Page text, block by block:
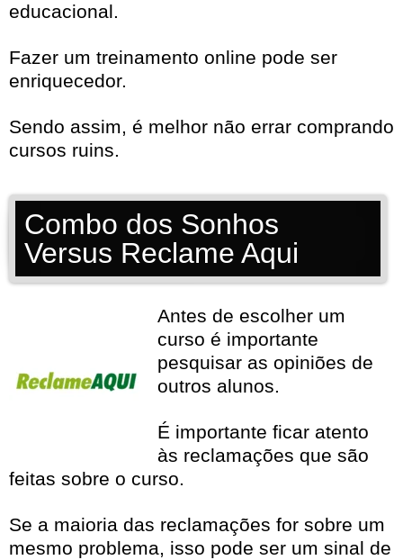
educacional.
Fazer um treinamento online pode ser
enriquecedor.
Sendo assim, é melhor não errar comprando
cursos ruins.
Combo dos Sonhos
Versus Reclame Aqui
Antes de escolher um
curso é importante
pesquisar as opiniões de
outros alunos.
É importante ficar atento
às reclamações que são
feitas sobre o curso.
Se a maioria das reclamações for sobre um
mesmo problema, isso pode ser um sinal de